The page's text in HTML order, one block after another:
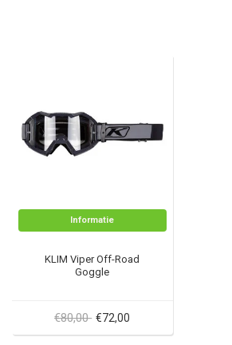
Informatie
KLIM Viper Off-Road
Goggle
€80,00 €72,00